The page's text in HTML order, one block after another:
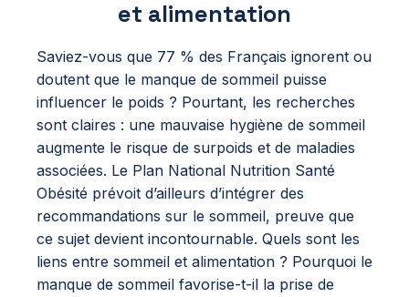
et alimentation
Saviez-vous que 77 % des Français ignorent ou
doutent que le manque de sommeil puisse
influencer le poids ? Pourtant, les recherches
sont claires : une mauvaise hygiène de sommeil
augmente le risque de surpoids et de maladies
associées. Le Plan National Nutrition Santé
Obésité prévoit d’ailleurs d’intégrer des
recommandations sur le sommeil, preuve que
ce sujet devient incontournable. Quels sont les
liens entre sommeil et alimentation ? Pourquoi le
manque de sommeil favorise-t-il la prise de